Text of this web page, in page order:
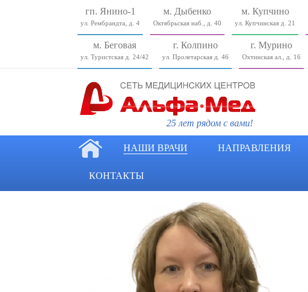
гп. Янино-1
ул. Рембрандта, д. 4
м. Дыбенко
Октябрьская наб., д. 40
м. Купчино
ул. Купчинская д. 21
м. Беговая
ул. Туристcкая д. 24/42
г. Колпино
ул. Пролетарская д. 46
г. Мурино
Охтинская ал., д. 16
25 лет рядом с вами!
НАШИ ВРАЧИ НАПРАВЛЕНИЯ
КОНТАКТЫ